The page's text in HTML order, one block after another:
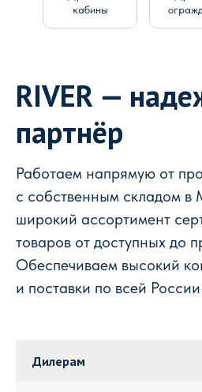
кабины
RIVER —
партнёр
Работаем напрямую от
с собственным складом в
широкий ассортимент
товаров от доступных до
Обеспечиваем высокий
и поставки по всей